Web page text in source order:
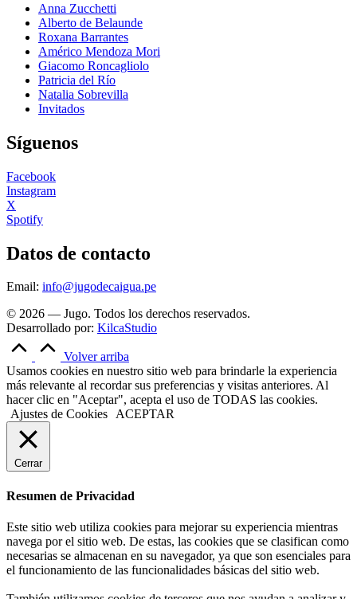
Anna Zucchetti
Alberto de Belaunde
Roxana Barrantes
Américo Mendoza Mori
Giacomo Roncagliolo
Patricia del Río
Natalia Sobrevilla
Invitados
Síguenos
Facebook
Instagram
X
Spotify
Datos de contacto
Email: info@jugodecaigua.pe
© 2026 — Jugo. Todos los derechos reservados.
Desarrollado por: KilcaStudio
Volver arriba
Usamos cookies en nuestro sitio web para brindarle la experiencia
más relevante al recordar sus preferencias y visitas anteriores. Al
hacer clic en "Aceptar", acepta el uso de TODAS las cookies.
Ajustes de Cookies ACEPTAR
Cerrar
Resumen de Privacidad
Este sitio web utiliza cookies para mejorar su experiencia mientras
navega por el sitio web. De estas, las cookies que se clasifican como
necesarias se almacenan en su navegador, ya que son esenciales para
el funcionamiento de las funcionalidades básicas del sitio web.